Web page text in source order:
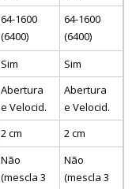
64-1600
(6400)
64-1600
(6400)
Sim
Sim
Abertura
e Velocid.
Abertura
e Velocid.
2 cm
2 cm
Não
(mescla 3
Não
(mescla 3